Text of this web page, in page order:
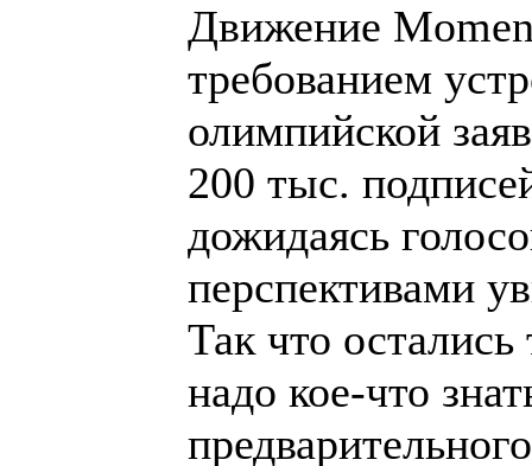
Движение
требованием
олимпийской
200 тыс.
дожидаясь
перспективами
Так что
надо кое-что